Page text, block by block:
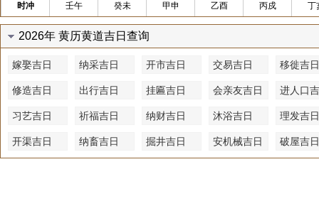
时冲 壬午 癸未 甲申 乙酉 丙戍 丁
2026年 黄历黄道吉日查询
嫁娶吉日 纳采吉日 开市吉日 交易吉日 移徙吉日
修造吉日 出行吉日 挂匾吉日 会亲友吉日 进人口
习艺吉日 祈福吉日 纳财吉日 沐浴吉日 理发吉日
开渠吉日 纳畜吉日 掘井吉日 安机械吉日 破屋吉日